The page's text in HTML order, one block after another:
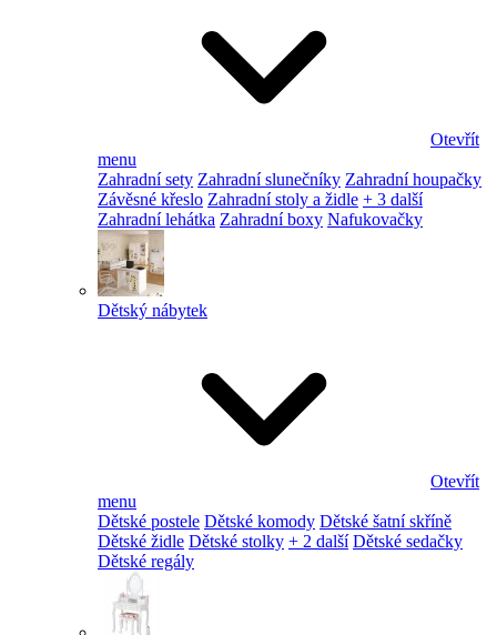
Otevřít
menu
Zahradní sety Zahradní slunečníky Zahradní houpačky
Závěsné křeslo Zahradní stoly a židle + 3 další
Zahradní lehátka Zahradní boxy Nafukovačky
Dětský nábytek
Otevřít
menu
Dětské postele Dětské komody Dětské šatní skříně
Dětské židle Dětské stolky + 2 další Dětské sedačky
Dětské regály